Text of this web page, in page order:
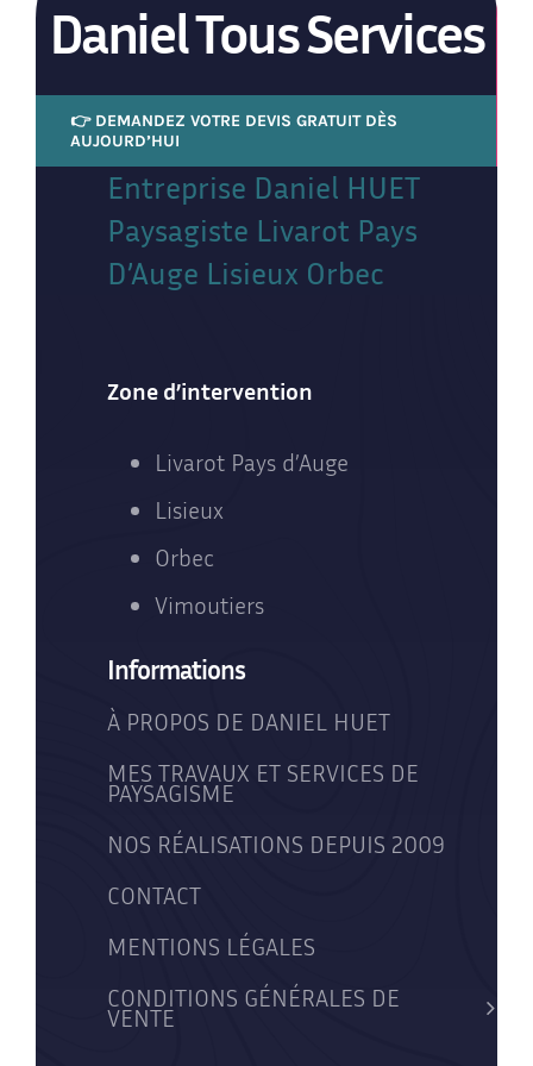
Daniel Tous Services
👉 DEMANDEZ VOTRE DEVIS GRATUIT DÈS
AUJOURD’HUI
Entreprise Daniel HUET
Paysagiste Livarot Pays
D’Auge Lisieux Orbec
Zone d’intervention
Livarot Pays d’Auge
Lisieux
Orbec
Vimoutiers
Informations
À PROPOS DE DANIEL HUET
MES TRAVAUX ET SERVICES DE
PAYSAGISME
NOS RÉALISATIONS DEPUIS 2009
CONTACT
MENTIONS LÉGALES
CONDITIONS GÉNÉRALES DE
VENTE